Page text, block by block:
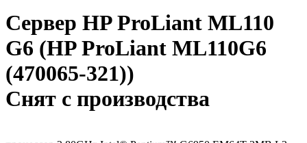
Сервер HP ProLiant ML110
G6 (HP ProLiant ML110G6
(470065-321))
Снят с производства